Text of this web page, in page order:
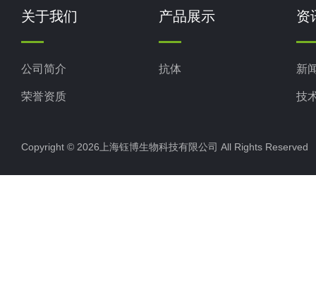
关于我们
公司简介
荣誉资质
产品展示
抗体
资
新
技
Copyright © 2026上海钰博生物科技有限公司 All Rights